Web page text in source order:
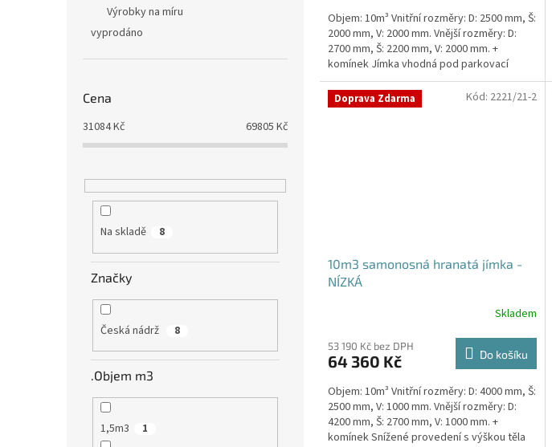
Výrobky na míru
vyprodáno
Cena
31084Kč 69805 Kč
Na skladě 8
Značky
Česká nádrž 8
.Objem m3
1,5m3 1
Objem: 10m³ Vnitřní rozměry: D: 2500 mm, Š:
2000 mm, V: 2000 mm. Vnější rozměry: D:
2700 mm, Š: 2200 mm, V: 2000 mm. +
komínek Jímka vhodná pod parkovací
stání, komunikace...
Doprava Zdarma
10m3 samonosná hranatá jímka -
NÍZKÁ
Skladem
53 190 Kč bez DPH
64 360 Kč Do košíku
Objem: 10m³ Vnitřní rozměry: D: 4000 mm, Š:
2500 mm, V: 1000 mm. Vnější rozměry: D:
4200 mm, Š: 2700 mm, V: 1000 mm. +
komínek Snížené provedení s výškou těla
Kód: 2221/21-2